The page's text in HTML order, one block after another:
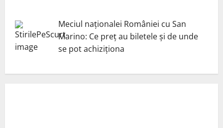
Meciul naționalei României cu San
Marino: Ce preț au biletele și de unde
se pot achiziționa